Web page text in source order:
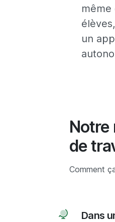
même
un
Notre
de
Comment
Dans